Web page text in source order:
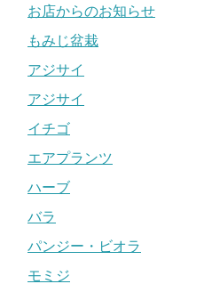
お店からのお知らせ
もみじ盆栽
アジサイ
アジサイ
イチゴ
エアプランツ
ハーブ
バラ
パンジー・ビオラ
モミジ